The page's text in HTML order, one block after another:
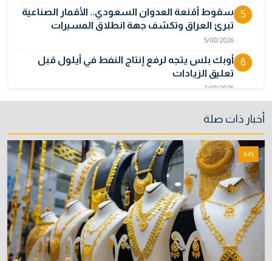
5
سقوط أقنعة العدوان السعودي.. الأقمار الصناعية
تبرئ العراق وتكشف جهة انطلاق المسيرات
5/08/2026
6
أوبك بلس يتجه لرفع إنتاج النفط في أيلول قبل
تعليق الزيادات
2/08/2026
3/08/2026
8
نائبة تحذر من اضطرابات بسبب تأخّر دفع رواتب
الموظفين
4/08/2026
9
خطر "إيبولا" يتضاعف.. ارتفاع عدد الإصابات
بالفيروس إلى 3748
3/08/2026
10
خبراء: 70 بالمئة من نفط الخليج لا يملك بديلاً عن
هرمز
أخبار ذات صلة
3:45